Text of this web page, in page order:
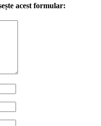
acest formular: